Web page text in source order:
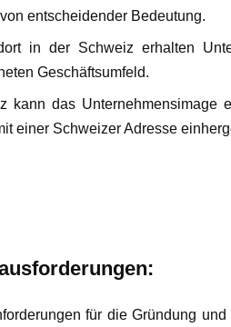
entscheidender Bedeutung.
in der Schweiz erhalten
Geschäftsumfeld.
das Unternehmensimage
einer Schweizer Adresse
für die Gründung